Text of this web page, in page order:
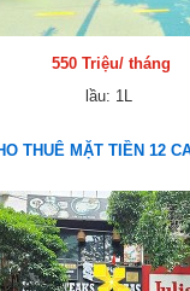
550 Triệu/ tháng
lầu: 1L
THUÊ MẶT TIỀN 12